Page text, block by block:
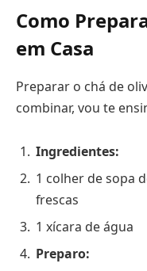
Como
em Casa
Preparar o chá de
combinar, vou te
Ingredientes:
1 colher de sopa
frescas
1 xícara de água
Preparo: